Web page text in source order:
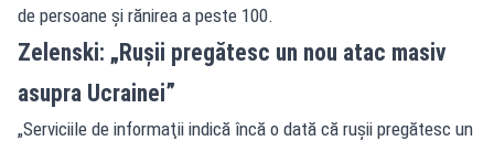
de persoane şi rănirea a peste 100.
Zelenski: „Rușii pregătesc un nou atac masiv
asupra Ucrainei”
„Serviciile de informaţii indică încă o dată că ruşii pregătesc un